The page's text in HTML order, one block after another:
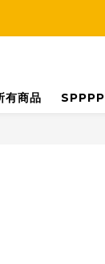
有商品 SPPPP